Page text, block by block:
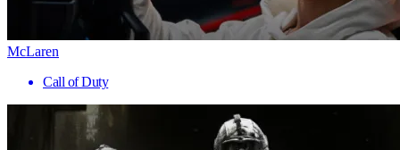
McLaren
Call of Duty